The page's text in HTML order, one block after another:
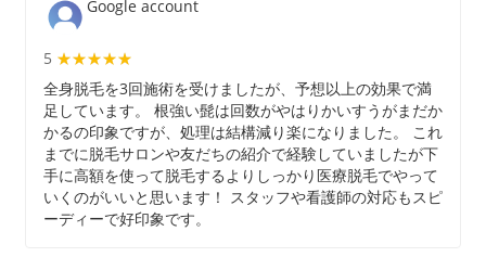
Google account
5 ★★★★★
★★★★★
全身脱毛を3回施術を受けましたが、予想以上の効果で満
足しています。 根強い髭は回数がやはりかいすうがまだか
かるの印象ですが、処理は結構減り楽になりました。 これ
までに脱毛サロンや友だちの紹介で経験していましたが下
手に高額を使って脱毛するよりしっかり医療脱毛でやって
いくのがいいと思います！ スタッフや看護師の対応もスピ
ーディーで好印象です。